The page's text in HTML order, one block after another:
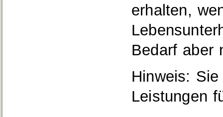
erhalten,
Bedarf aber
Hinweis:
Leistungen